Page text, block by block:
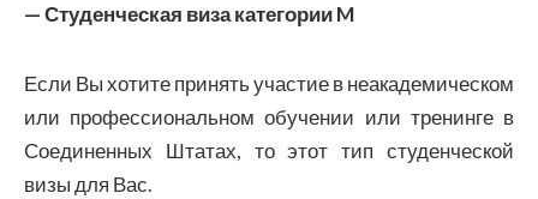
— Студенческая виза категории M
Если Вы хотите принять участие в неакадемическом
или профессиональном обучении или тренинге в
Соединенных Штатах, то этот тип студенческой
визы для Вас.